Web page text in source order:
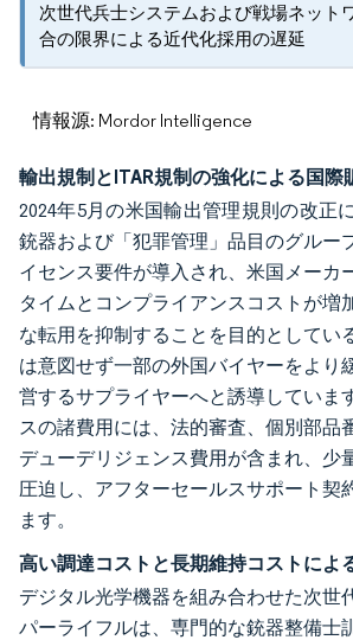
次世代兵士システムおよび戦場ネット
合の限界による近代化採用の遅延
情報源: Mordor Intelligence
輸出規制とITAR規制の強化による国際
2024年5月の米国輸出管理規則の改正
銃器および「犯罪管理」品目のグルー
イセンス要件が導入され、米国メーカ
タイムとコンプライアンスコストが増
な転用を抑制することを目的としてい
は意図せず一部の外国バイヤーをより
営するサプライヤーへと誘導していま
スの諸費用には、法的審査、個別部品
デューデリジェンス費用が含まれ、少
圧迫し、アフターセールスサポート契
ます。
高い調達コストと長期維持コストによ
デジタル光学機器を組み合わせた次世
パーライフルは、専門的な銃器整備士